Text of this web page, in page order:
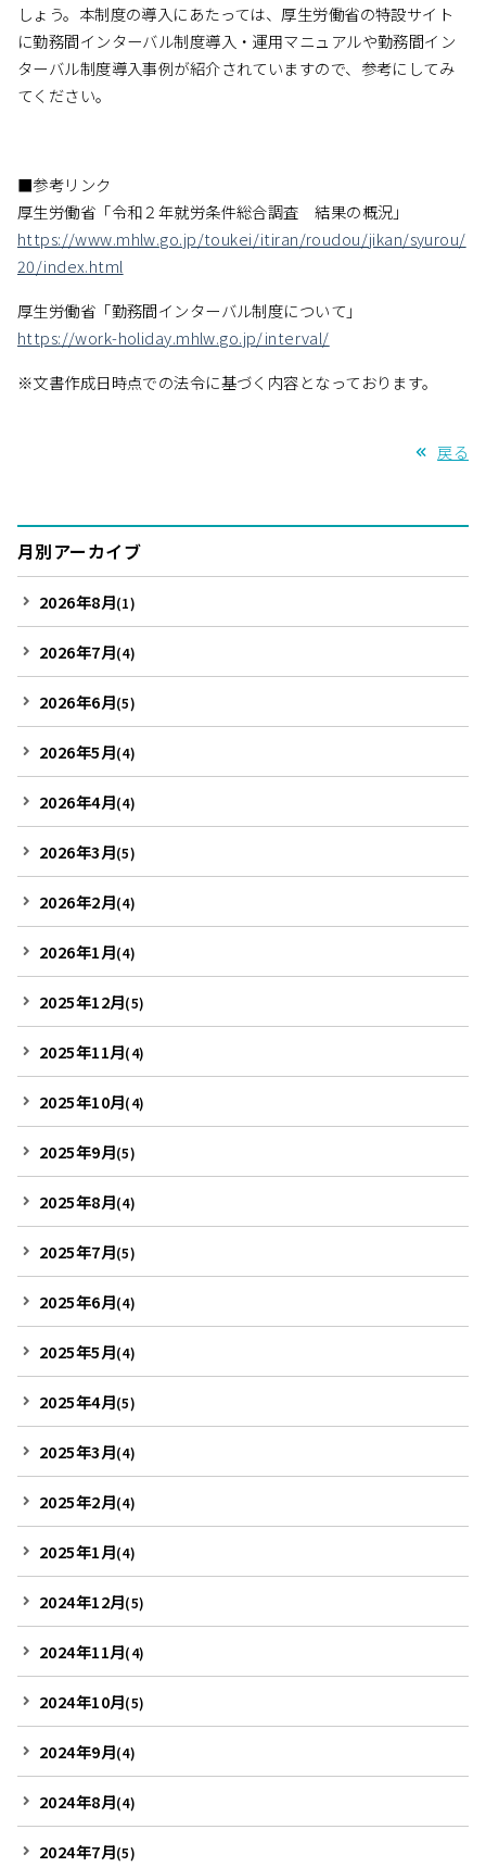
しょう。本制度の導入にあたっては、厚生労働省の特設サイト
に勤務間インターバル制度導入・運用マニュアルや勤務間イン
ターバル制度導入事例が紹介されていますので、参考にしてみ
てください。
■参考リンク
厚生労働省「令和２年就労条件総合調査 結果の概況」
https://www.mhlw.go.jp/toukei/itiran/roudou/jikan/syurou/
20/index.html
厚生労働省「勤務間インターバル制度について」
https://work-holiday.mhlw.go.jp/interval/
※文書作成日時点での法令に基づく内容となっております。
戻る
月別アーカイブ
2026年8月(1)
2026年7月(4)
2026年6月(5)
2026年5月(4)
2026年4月(4)
2026年3月(5)
2026年2月(4)
2026年1月(4)
2025年12月(5)
2025年11月(4)
2025年10月(4)
2025年9月(5)
2025年8月(4)
2025年7月(5)
2025年6月(4)
2025年5月(4)
2025年4月(5)
2025年3月(4)
2025年2月(4)
2025年1月(4)
2024年12月(5)
2024年11月(4)
2024年10月(5)
2024年9月(4)
2024年8月(4)
2024年7月(5)